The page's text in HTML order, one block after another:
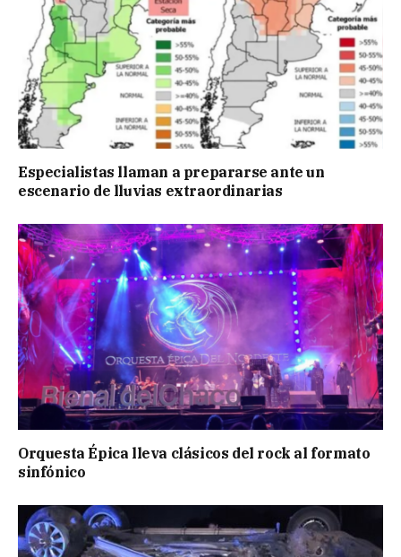
Especialistas llaman a prepararse ante un
escenario de lluvias extraordinarias
Orquesta Épica lleva clásicos del rock al formato
sinfónico